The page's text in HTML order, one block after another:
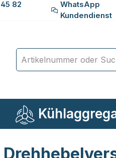
82
WhatsApp
Kundendienst